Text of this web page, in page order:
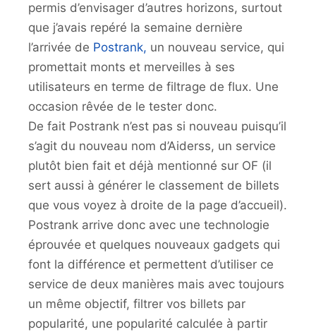
permis d’envisager d’autres horizons, surtout
que j’avais repéré la semaine dernière
l’arrivée de Postrank, un nouveau service, qui
promettait monts et merveilles à ses
utilisateurs en terme de filtrage de flux. Une
occasion rêvée de le tester donc.
De fait Postrank n’est pas si nouveau puisqu’il
s’agit du nouveau nom d’Aiderss, un service
plutôt bien fait et déjà mentionné sur OF (il
sert aussi à générer le classement de billets
que vous voyez à droite de la page d’accueil).
Postrank arrive donc avec une technologie
éprouvée et quelques nouveaux gadgets qui
font la différence et permettent d’utiliser ce
service de deux manières mais avec toujours
un même objectif, filtrer vos billets par
popularité, une popularité calculée à partir